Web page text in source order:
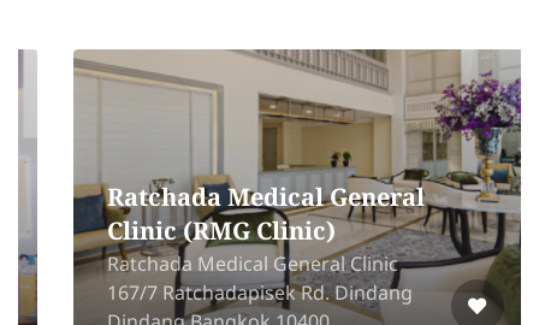
Ratchada Medical General
Clinic (RMG Clinic)
Ratchada Medical General Clinic
167/7 Ratchadapisek Rd. Dindang